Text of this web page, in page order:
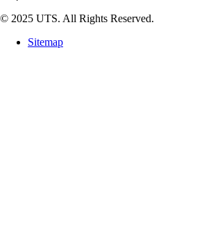
© 2025 UTS. All Rights Reserved.
Sitemap